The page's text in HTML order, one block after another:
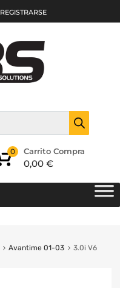
REGISTRARSE
Carrito Compra
0,00 €
0
Avantime 01-03 3.0i V6